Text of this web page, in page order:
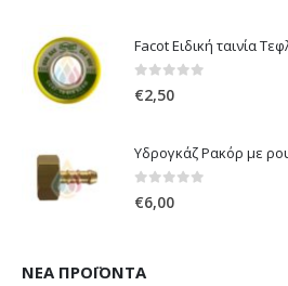
0out of 5
€2,50
0out of 5
€6,00
ΝΈΑ ΠΡΟΪΌΝΤΑ